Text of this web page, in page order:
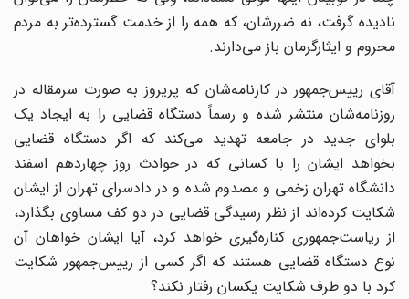
نادیده گرفت، نه ضررشان، که همه را از خدمت گسترده‌تر به مردم
محروم و ایثارگرمان باز می‌دارند.
آقای رییس‌جمهور در کارنامه‌شان که پریروز به صورت سرمقاله در
روزنامه‌شان منتشر شده و رسماً دستگاه قضایی را به ایجاد یک
بلوای جدید در جامعه تهدید می‌کند که اگر دستگاه قضایی
بخواهد ایشان را با کسانی که در حوادث روز چهاردهم اسفند
دانشگاه تهران زخمی و مصدوم شده و در دادسرای تهران از ایشان
شکایت کرده‌اند از نظر رسیدگی قضایی در دو کف مساوی بگذارد،
از ریاست‌جمهوری کناره‌گیری خواهد کرد، آیا ایشان خواهان آن
نوع دستگاه قضایی هستند که اگر کسی از رییس‌جمهور شکایت
کرد با دو طرف شکایت یکسان رفتار نکند؟